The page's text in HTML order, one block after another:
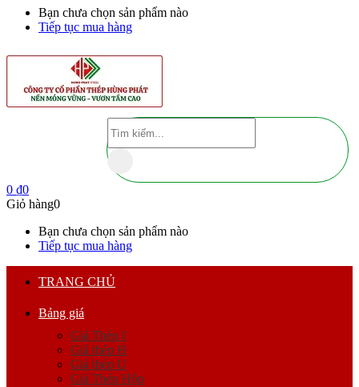
Bạn chưa chọn sản phẩm nào
Tiếp tục mua hàng
0 ₫0
Giỏ hàng0
Bạn chưa chọn sản phẩm nào
Tiếp tục mua hàng
TRANG CHỦ
Bảng giá
Giá Thép I
Giá thép H
Giá thép U
Giá Thép Hộp